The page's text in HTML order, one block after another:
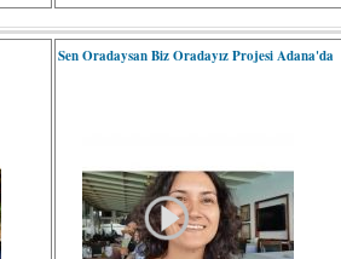
Sen Oradaysan Biz Oradayız Projesi Adana'da